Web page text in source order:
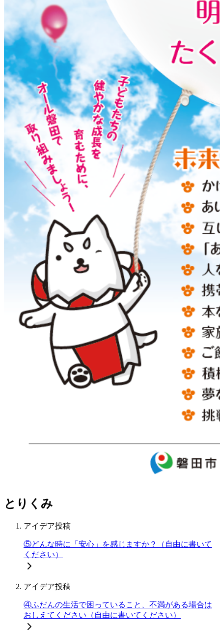
とりくみ
アイデア投稿
⑤どんな時に「安心」を感じますか？（自由に書いて
ください）
アイデア投稿
④ふだんの生活で困っていること、不満がある場合は
おしえてください（自由に書いてください）